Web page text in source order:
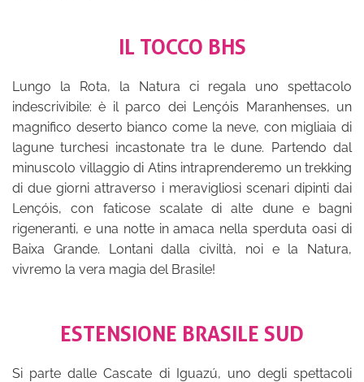
IL TOCCO BHS
Lungo la Rota, la Natura ci regala uno spettacolo
indescrivibile: è il parco dei Lençóis Maranhenses, un
magnifico deserto bianco come la neve, con migliaia di
lagune turchesi incastonate tra le dune. Partendo dal
minuscolo villaggio di Atins intraprenderemo un trekking
di due giorni attraverso i meravigliosi scenari dipinti dai
Lençóis, con faticose scalate di alte dune e bagni
rigeneranti, e una notte in amaca nella sperduta oasi di
Baixa Grande. Lontani dalla civiltà, noi e la Natura,
vivremo la vera magia del Brasile!
ESTENSIONE BRASILE SUD
Si parte dalle Cascate di Iguazú, uno degli spettacoli